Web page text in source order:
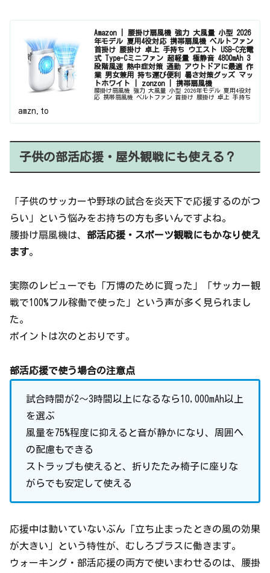
Amazon | 腰掛け扇風機 強力 大風量 小型 2026
年モデル 夏用4役対応 携帯扇風機 ベルトファン
首掛け 腰掛け 卓上 手持ち ウエスト USB-C充電
式 Type-Cミニファン 超軽量 極静音 4800mAh 3
段階風速 熱中症対策 通勤 アウトドアに最適 作
業 男女兼用 持ち運び便利 暑さ対策グッズ マッ
トホワイト | zonzon | 携帯扇風機
腰掛け扇風機 強力 大風量 小型 2026年モデル 夏用4役対
応 携帯扇風機 ベルトファン 首掛け 腰掛け 卓上 手持ち
amzn.to
子供の部活応援・屋外観戦にも使える？
「子供のサッカーや野球の試合を炎天下で応援するのがつ
らい」という悩みをお持ちの方も多いんですよね。
腰掛け扇風機は、 部活応援・スポーツ観戦にもかなり使え
ます。
実際のレビューでも「万博のために買った」「サッカー観
戦で100%フル稼働で使った」という声が多く見られまし
た。
ポイントは次のとおりです。
部活応援で使う場合の注意点
試合時間が2〜3時間以上になるなら10,000mAh以上
を選ぶ
風量を75%程度に抑えると音が静かになり、周囲へ
の配慮もできる
ストラップも使えると、折りたたみ椅子に座りな
がらでも安定して使える
応援中は動いていないぶん「立ち止まったときの風の効果
が大きい」という特性が、むしろプラスに働きます。
ウォーキング・部活応援の両方で使いまわせるのは、腰掛